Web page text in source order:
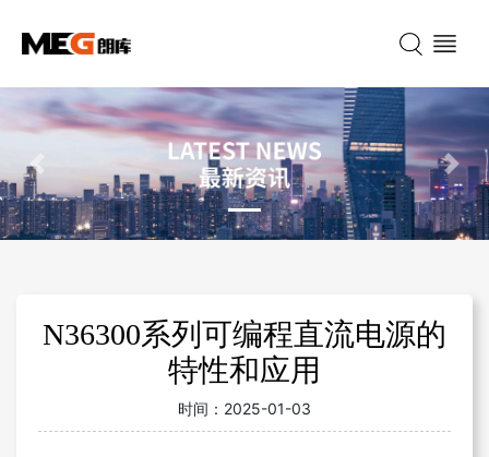
Previous Next
N36300系列可编程直流电源的
特性和应用
时间： 2025-01-03